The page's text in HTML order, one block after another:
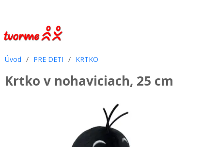
Úvod / PRE DETI / KRTKO
Krtko v nohaviciach, 25 cm